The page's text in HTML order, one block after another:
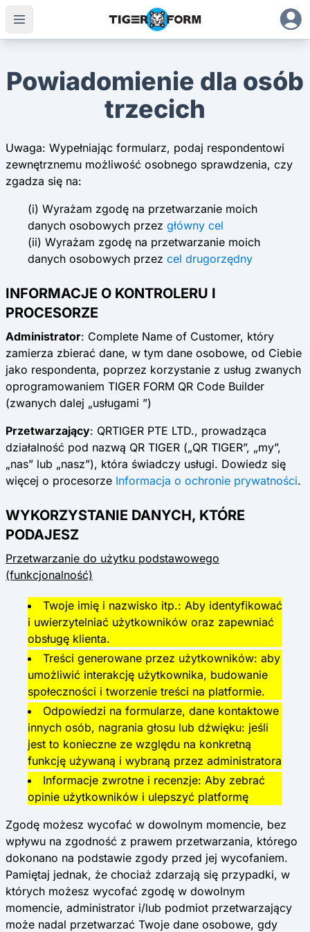
Powiadomienie dla osób
trzecich
Uwaga: Wypełniając formularz, podaj respondentowi
zewnętrznemu możliwość osobnego sprawdzenia, czy
zgadza się na:
(i) Wyrażam zgodę na przetwarzanie moich
danych osobowych przez główny cel
(ii) Wyrażam zgodę na przetwarzanie moich
danych osobowych przez cel drugorzędny
INFORMACJE O KONTROLERU I
PROCESORZE
Administrator: Complete Name of Customer, który
zamierza zbierać dane, w tym dane osobowe, od Ciebie
jako respondenta, poprzez korzystanie z usług zwanych
oprogramowaniem TIGER FORM QR Code Builder
(zwanych dalej „usługami ”)
Przetwarzający: QRTIGER PTE LTD., prowadząca
działalność pod nazwą QR TIGER („QR TIGER”, „my”,
„nas” lub „nasz”), która świadczy usługi. Dowiedz się
więcej o procesorze Informacja o ochronie prywatności.
WYKORZYSTANIE DANYCH, KTÓRE
PODAJESZ
Przetwarzanie do użytku podstawowego
(funkcjonalność)
Twoje imię i nazwisko itp.: Aby identyfikować
i uwierzytelniać użytkowników oraz zapewniać
obsługę klienta.
Treści generowane przez użytkowników: aby
umożliwić interakcję użytkownika, budowanie
społeczności i tworzenie treści na platformie.
Odpowiedzi na formularze, dane kontaktowe
innych osób, nagrania głosu lub dźwięku: jeśli
jest to konieczne ze względu na konkretną
funkcję używaną i wybraną przez administratora
Informacje zwrotne i recenzje: Aby zebrać
opinie użytkowników i ulepszyć platformę
Zgodę możesz wycofać w dowolnym momencie, bez
wpływu na zgodność z prawem przetwarzania, którego
dokonano na podstawie zgody przed jej wycofaniem.
Pamiętaj jednak, że chociaż zdarzają się przypadki, w
których możesz wycofać zgodę w dowolnym
momencie, administrator i/lub podmiot przetwarzający
może nadal przetwarzać Twoje dane osobowe, gdy